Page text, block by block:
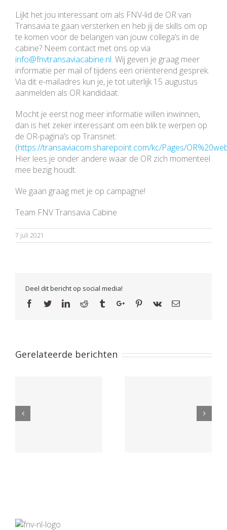
Lijkt het jou interessant om als FNV-lid de OR van
Transavia te gaan versterken en heb jij de skills om op
te komen voor de belangen van jouw collega’s in de
cabine? Neem contact met ons op via
info@fnvtransaviacabine.nl. Wij geven je graag meer
informatie per mail of tijdens een oriënterend gesprek.
Via dit e-mailadres kun je, je tot uiterlijk 15 augustus
aanmelden als OR kandidaat.
Mocht je eerst nog meer informatie willen inwinnen,
dan is het zeker interessant om een blik te werpen op
de OR-pagina’s op Transnet:
(https://transaviacom.sharepoint.com/kc/Pages/
Hier lees je onder andere waar de OR zich momenteel
mee bezig houdt.
We gaan graag met je op campagne!
Team FNV Transavia Cabine
7 juli 2021
Deel dit bericht op social media!
Facebook
TwitterLinkedinReddit TumblrGoogle+Pinterest
Vk Email
Gerelateerde berichten